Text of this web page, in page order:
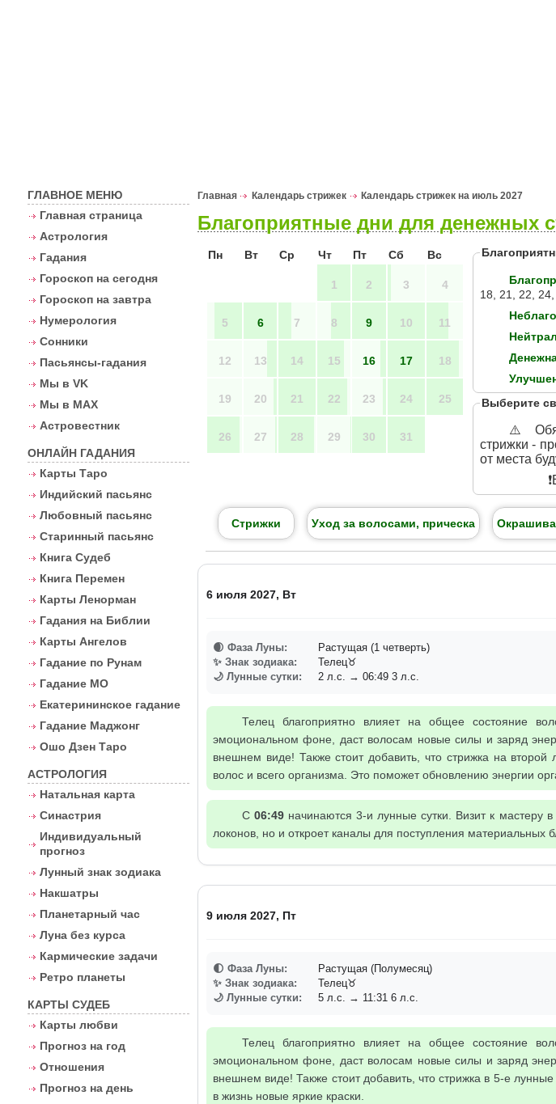
ГЛАВНОЕ МЕНЮ
Главная страница
Астрология
Гадания
Гороскоп на сегодня
Гороскоп на завтра
Нумерология
Сонники
Пасьянсы-гадания
Мы в VK
Мы в MAX
Астровестник
ОНЛАЙН ГАДАНИЯ
Карты Таро
Индийский пасьянс
Любовный пасьянс
Старинный пасьянс
Книга Судеб
Книга Перемен
Карты Ленорман
Гадания на Библии
Карты Ангелов
Гадание по Рунам
Гадание МО
Екатерининское гадание
Гадание Маджонг
Ошо Дзен Таро
АСТРОЛОГИЯ
Натальная карта
Синастрия
Индивидуальный
прогноз
Лунный знак зодиака
Накшатры
Планетарный час
Луна без курса
Кармические задачи
Ретро планеты
КАРТЫ СУДЕБ
Карты любви
Прогноз на год
Отношения
Прогноз на день
Главная Календарь стрижек Календарь стрижек на июль 2027
Благоприятные дни для денежных
Пн Вт Ср Чт Пт Сб Вс
1 2 3 4
5 6 7 8 9 10 11
12 13 14 15 16 17 18
19 20 21 22 23 24 25
26 27 28 29 30 31
18, 21, 22,
Выберите
⚠️
стрижки -
от места
Стрижки Уход за волосами, прическа
6 июля 2027, Вт
🌒 Фаза Луны:
Растущая (1 четверть)
✨ Знак зодиака:
Телец♉
🌙 Лунные сутки:
2 л.с. → 06:49 3 л.с.
Телец благоприятно влияет на общее состояние
эмоциональном фоне, даст волосам новые силы и заряд
внешнем виде! Также стоит добавить, что стрижка на второй
волос и всего организма. Это поможет обновлению энергии
С06:49 начинаются 3-и лунные сутки. Визит к мастеру
локонов, но и откроет каналы для поступления материальных
9 июля 2027, Пт
🌓 Фаза Луны:
Растущая (Полумесяц)
✨ Знак зодиака:
Телец♉
🌙 Лунные сутки:
5 л.с. → 11:31 6 л.с.
Телец благоприятно влияет на общее состояние
эмоциональном фоне, даст волосам новые силы и заряд
внешнем виде! Также стоит добавить, что стрижка в 5-е
в жизнь новые яркие краски.